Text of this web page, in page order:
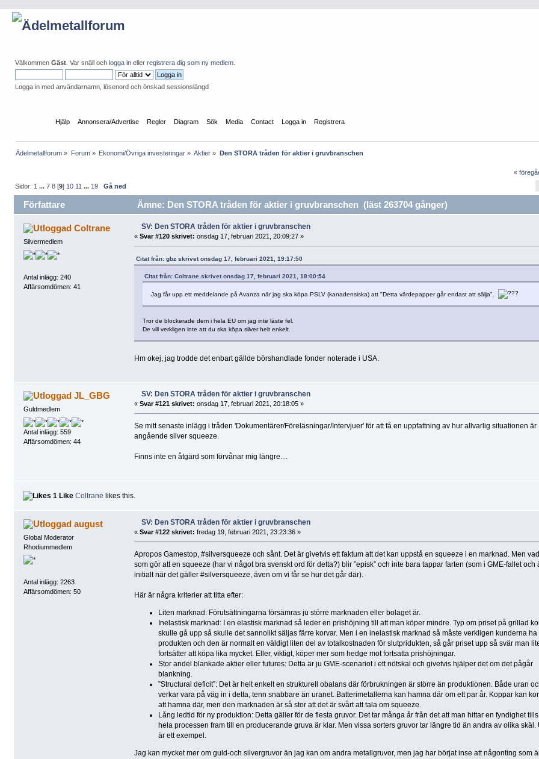
Välkommen Gäst . Var snäll och logga in eller registrera dig som ny medlem
Logga in med användarnamn, lösenord och önskad sessionslängd
Hjälp Annonsera/Advertise Regler Diagram Sök Media Contact Logga in Registrera
Ädelmetallforum » Forum» Ekonomi/Övriga investeringar» Aktier » Den STORA tråden för aktier i gruvbranschen
«
Sidor: 1 ...7 8 [9] 10 11 ... 19 Gå ned
Författare Ämne: Den STORA tråden för aktier i gruvbranschen (läst 263704 gånger)
Coltrane
Silvermedlem
Antal inlägg: 240
Affärsomdömen: 41
SV: Den STORA tråden för aktier i gruvbranschen
« Svar #120 skrivet: onsdag 17, februari 2021, 20:09:27 »
Citat från: gbz skrivet onsdag 17, februari 2021, 19:17:50
Citat från: Coltrane skrivet onsdag 17, februari 2021, 18:00:54
Jag får upp ett meddelande på Avanza när jag ska köpa PSLV (kanadensiska) att "Detta värdepapper går endast att sälja".
Tror de blockerade dem i hela EU om jag inte läste fel.
De vill verkligen inte att du ska köpa silver helt enkelt.
Hm okej, jag trodde det enbart gällde börshandlade fonder noterade i USA.
JL_GBG
Guldmedlem
Antal inlägg: 559
Affärsomdömen: 44
SV: Den STORA tråden för aktier i gruvbranschen
« Svar #121 skrivet: onsdag 17, februari 2021, 20:18:05 »
Se mitt senaste inlägg i tråden 'Dokumentärer/Föreläsningar/Intervjuer' för att få en uppfattning av hur allvarlig situationen är
angående silver squeeze.
Finns inte en åtgärd som förvånar mig längre....
1 Like Coltrane likes this.
august
Global Moderator
Rhodiummedlem
Antal inlägg: 2263
Affärsomdömen: 50
SV: Den STORA tråden för aktier i gruvbranschen
« Svar #122 skrivet: fredag 19, februari 2021, 23:23:36 »
Apropos Gamestop, #silversqueeze och sånt. Det är givetvis ett faktum att det kan uppstå en squeeze i en marknad. Men
som gör att en squeeze (har vi något bra svenskt ord för detta?) blir ”episk” och inte bara tappar farten (som i GME-fallet och
initialt när det gäller #silversqueeze, även om vi får se hur det går där).
Här är några kriterier att titta efter:
Liten marknad: Förutsättningarna försämras ju större marknaden eller bolaget är.
Inelastisk marknad: I en elastisk marknad så leder en prishöjning till att man köper mindre. Typ om priset på grillad
skulle gå upp så skulle det sannolikt säljas färre korvar. Men i en inelastisk marknad så måste verkligen kunderna ha
produkten och den är normalt en väldigt liten del av totalkostnaden för slutpridukten, så går priset upp så svär man
fortsätter att köpa lika mycket. Eller, viktigt, köper mer som hedge mot fortsatta prishöjningar.
Stor andel blankade aktier eller futures: Detta är ju GME-scenariot i ett nötskal och givetvis hjälper det om det pågår
blankning.
”Structural deficit”: Det är helt enkelt en strukturell obalans där förbrukningen är större än produktionen. Både uran
verkar vara på väg in i detta, tenn snabbare än uranet. Batterimetallerna kan hamna där om ett par år. Koppar kan
att hamna där, men den marknaden är så stor att det är svårt att tala om squeeze.
Lång ledtid för ny produktion: Detta gäller för de flesta gruvor. Det tar många år från det att man hittar en fyndighet
hela processen fram till en producerande gruva är klar. Men vissa sorters gruvor tar längre tid än andra av olika skäl.
är ett exempel.
Jag kan mycket mer om guld-och silvergruvor än jag kan om andra metallgruvor, men jag har börjat inse att någonting som